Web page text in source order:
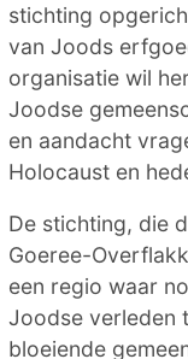
stichting
van Joods
organisatie wil
Joodse
en aandacht
Holocaust en
De stichting, die
Goeree-
een regio waar
Joodse verleden
bloeiende